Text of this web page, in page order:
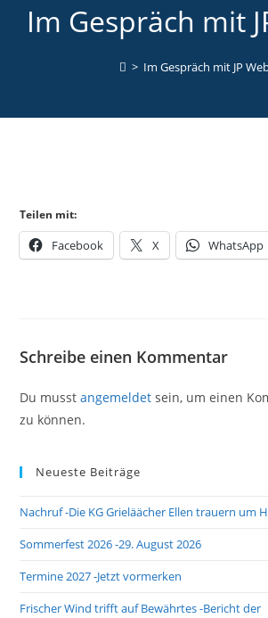
Im Gespräch mit
> Im Gespräch mit JP
Teilen mit:
Facebook X WhatsApp
Schreibe einen Kommentar
Du musstangemeldet sein, um einen
zu können.
Neueste Beiträge
Nachruf -Die KG Grieläächer Ellen trauern um
Sommerfest 2026 -29. August 2026
Termine 2027 -Jetzt vormerken
Frischer Wind trifft auf Bewährtes -Bericht der